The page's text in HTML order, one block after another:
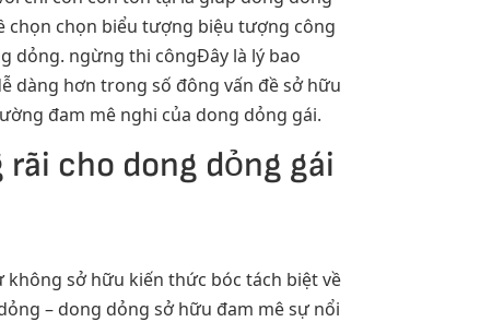
chọn chọn biểu tượng biệu tượng công
dỏng. ngừng thi côngĐây là lý bao
dàng hơn trong số đông vấn đề sở hữu
đam mê nghi của dong dỏng gái.
cho dong dỏng gái
sở hữu kiến thức bóc tách biệt về
– dong dỏng sở hữu đam mê sự nổi